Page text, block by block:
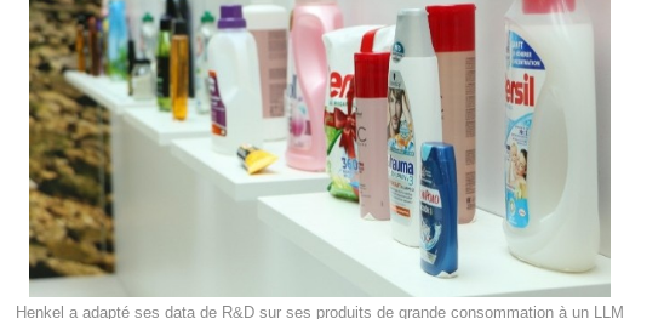
Henkel a adapté ses data de R&D sur ses produits de grande consommation à un LLM